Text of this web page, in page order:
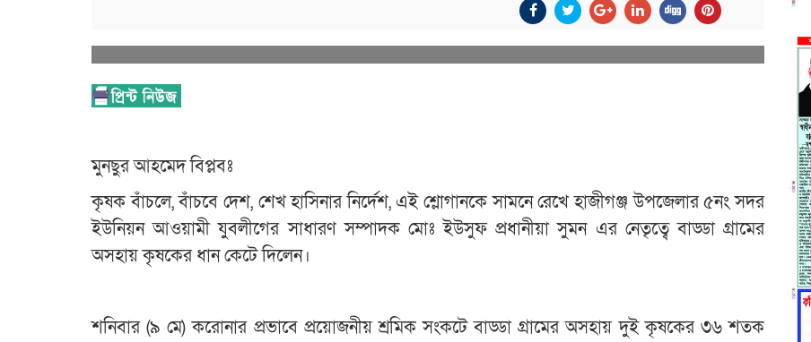
মুনছুর আহমেদ বিপ্লবঃ
কৃষক বাঁচলে, বাঁচবে দেশ, শেখ হাসিনার নির্দেশ, এই শ্লোগানকে সামনে রেখে হাজীগঞ্জ উপজেলার ৫নং সদর
ইউনিয়ন আওয়ামী যুবলীগের সাধারণ সম্পাদক মোঃ ইউসুফ প্রধানীয়া সুমন এর নেতৃত্বে বাড্ডা গ্রামের
অসহায় কৃষকের ধান কেটে দিলেন।
শনিবার (৯ মে) করোনার প্রভাবে প্রয়োজনীয় শ্রমিক সংকটে বাড্ডা গ্রামের অসহায় দুই কৃষকের ৩৬ শতক